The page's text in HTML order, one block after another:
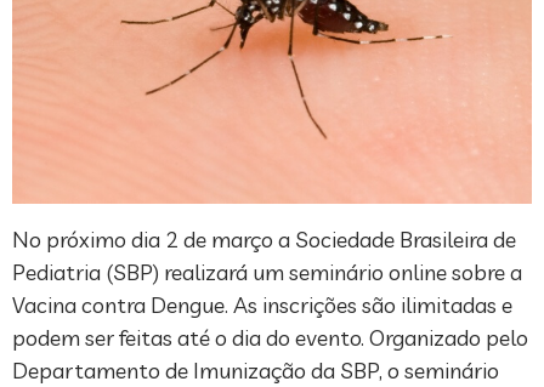
No próximo dia 2 de março a Sociedade Brasileira de
Pediatria (SBP) realizará um seminário online sobre a
Vacina contra Dengue. As inscrições são ilimitadas e
podem ser feitas até o dia do evento. Organizado pelo
Departamento de Imunização da SBP, o seminário